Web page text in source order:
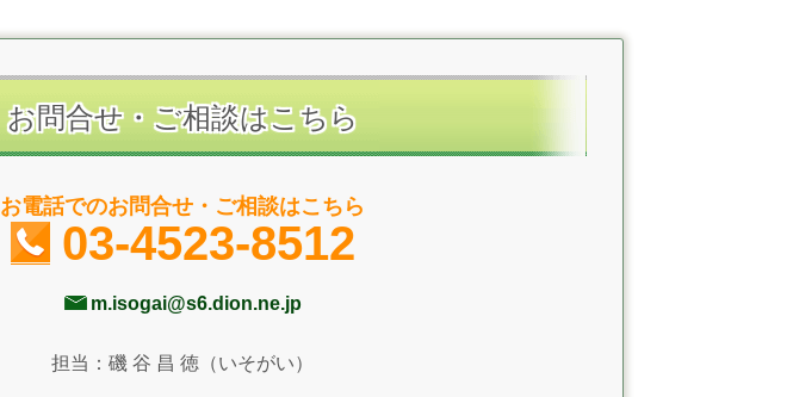
お問合せ・ご相談はこちら
お電話でのお問合せ・ご相談はこちら
03-4523-8512
m.isogai@s6.dion.ne.jp
担当：磯 谷 昌 徳（いそがい）